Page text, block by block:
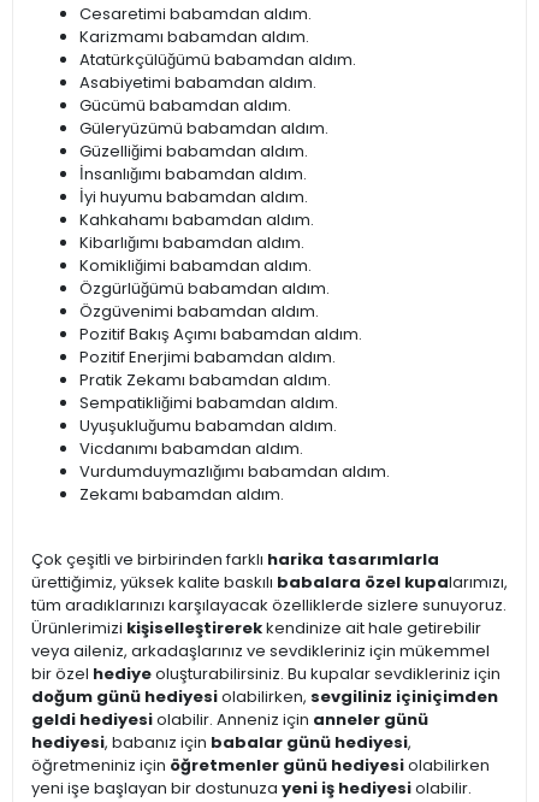
Cesaretimi babamdan aldım.
Karizmamı babamdan aldım.
Atatürkçülüğümü babamdan aldım.
Asabiyetimi babamdan aldım.
Gücümü babamdan aldım.
Güleryüzümü babamdan aldım.
Güzelliğimi babamdan aldım.
İnsanlığımı babamdan aldım.
İyi huyumu babamdan aldım.
Kahkahamı babamdan aldım.
Kibarlığımı babamdan aldım.
Komikliğimi babamdan aldım.
Özgürlüğümü babamdan aldım.
Özgüvenimi babamdan aldım.
Pozitif Bakış Açımı babamdan aldım.
Pozitif Enerjimi babamdan aldım.
Pratik Zekamı babamdan aldım.
Sempatikliğimi babamdan aldım.
Uyuşukluğumu babamdan aldım.
Vicdanımı babamdan aldım.
Vurdumduymazlığımı babamdan aldım.
Zekamı babamdan aldım.
Çok çeşitli ve birbirinden farklı harika tasarımlarla
ürettiğimiz, yüksek kalite baskılı babalara özel kupalarımızı,
tüm aradıklarınızı karşılayacak özelliklerde sizlere sunuyoruz.
Ürünlerimizi kişiselleştirerekkendinize ait hale getirebilir
veya aileniz, arkadaşlarınız ve sevdikleriniz için mükemmel
bir özel hediyeoluşturabilirsiniz. Bu kupalar sevdikleriniz için
doğum günü hediyesiolabilirken, sevgiliniz içiniçimden
geldi hediyesiolabilir. Anneniz için anneler günü
hediyesi, babanız için babalar günü hediyesi,
öğretmeniniz için öğretmenler günü hediyesiolabilirken
yeni işe başlayan bir dostunuza yeni iş hediyesiolabilir.